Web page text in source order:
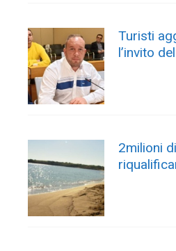
Turisti
l’invito
2milioni